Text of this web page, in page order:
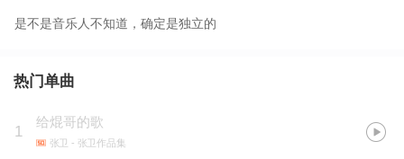
是不是音乐人不知道，确定是独立的
热门单曲
1
给焜哥的歌
张卫 - 张卫作品集